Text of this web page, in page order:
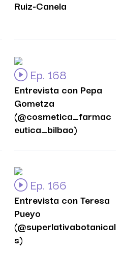
Ruiz-Canela
Ep. 168
Entrevista con Pepa
Gometza
(@cosmetica_farmac
eutica_bilbao)
Ep. 166
Entrevista con Teresa
Pueyo
(@superlativabotanical
s)